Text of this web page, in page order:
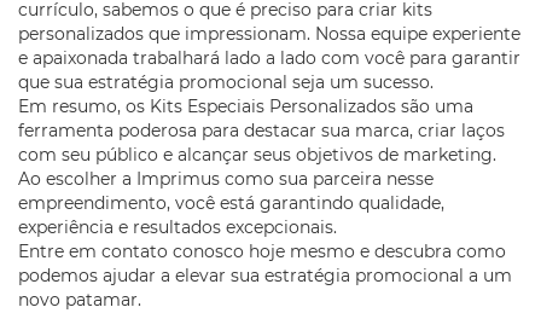
currículo, sabemos o que é preciso para criar kits
personalizados que impressionam. Nossa equipe experiente
e apaixonada trabalhará lado a lado com você para garantir
que sua estratégia promocional seja um sucesso.
Em resumo, os Kits Especiais Personalizados são uma
ferramenta poderosa para destacar sua marca, criar laços
com seu público e alcançar seus objetivos de marketing.
Ao escolher a Imprimus como sua parceira nesse
empreendimento, você está garantindo qualidade,
experiência e resultados excepcionais.
Entre em contato conosco hoje mesmo e descubra como
podemos ajudar a elevar sua estratégia promocional a um
novo patamar.